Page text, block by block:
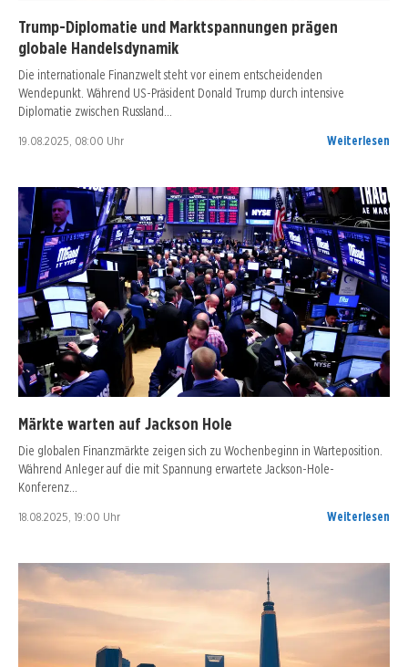
Trump-Diplomatie und Marktspannungen prägen
globale Handelsdynamik
Die internationale Finanzwelt steht vor einem entscheidenden
Wendepunkt. Während US-Präsident Donald Trump durch intensive
Diplomatie zwischen Russland…
19.08.2025, 08:00 Uhr Weiterlesen
Märkte warten auf Jackson Hole
Die globalen Finanzmärkte zeigen sich zu Wochenbeginn in Warteposition.
Während Anleger auf die mit Spannung erwartete Jackson-Hole-
Konferenz…
18.08.2025, 19:00 Uhr Weiterlesen